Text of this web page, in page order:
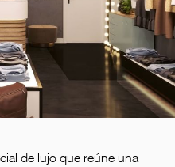
de lujo que reúne una